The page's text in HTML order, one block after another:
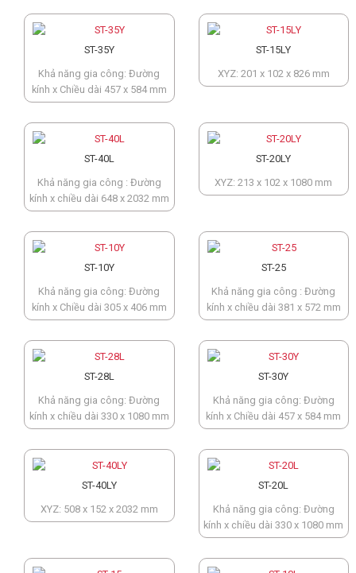
ST-35Y
Khả năng gia công: Đường
kính x Chiều dài 457 x 584 mm
ST-15LY
XYZ: 201 x 102 x 826 mm
ST-40L
Khả năng gia công : Đường
kính x chiều dài 648 x 2032 mm
ST-20LY
XYZ: 213 x 102 x 1080 mm
ST-10Y
Khả năng gia công: Đường
kính x Chiều dài 305 x 406 mm
ST-25
Khả năng gia công : Đường
kính x chiều dài 381 x 572 mm
ST-28L
Khả năng gia công: Đường
kính x chiều dài 330 x 1080 mm
ST-30Y
Khả năng gia công: Đường
kính x Chiều dài 457 x 584 mm
ST-40LY
XYZ: 508 x 152 x 2032 mm
ST-20L
Khả năng gia công: Đường
kính x chiều dài 330 x 1080 mm